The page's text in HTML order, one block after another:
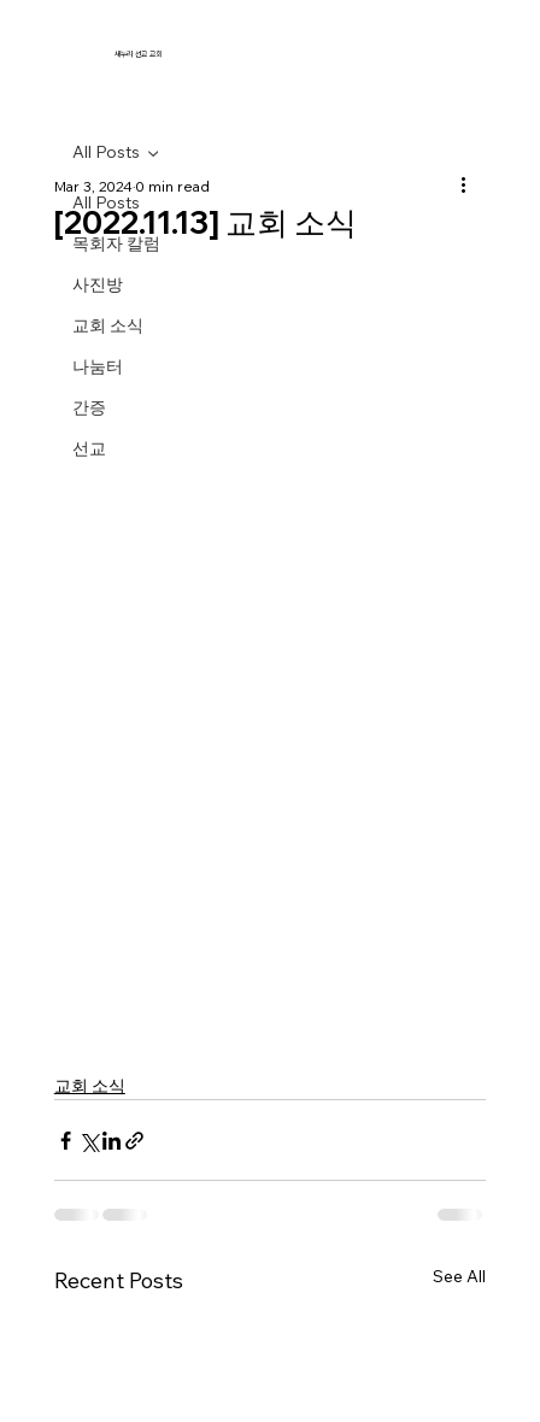
새누리 선교 교회
All Posts
목회자 칼럼
사진방
교회 소식
나눔터
간증
선교
All Posts
[2022.11.13] 교회 소식
Mar 3, 20240 min read
교회 소식
Recent Posts See All